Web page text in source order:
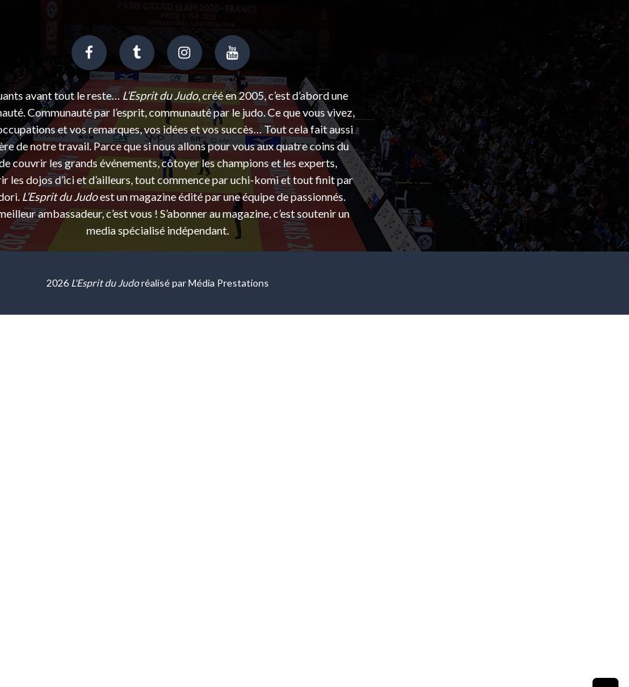
avant tout le reste… L’Esprit du Judo, créé en 2005, c’est d’abord une
Communauté par l’esprit, communauté par le judo. Ce que vous vivez,
et vos remarques, vos idées et vos succès… Tout cela fait aussi
de notre travail. Parce que si nous allons pour vous aux quatre coins du
couvrir les grands événements, côtoyer les champions et les experts,
les dojos d’ici et d’ailleurs, tout commence par uchi-komi et tout finit par
L’Esprit du Judoest un magazine édité par une équipe de passionnés.
ambassadeur, c’est vous ! S’abonner au magazine, c’est soutenir un
media spécialisé indépendant.
2026 L'Esprit du Judoréalisé parMédia Prestations